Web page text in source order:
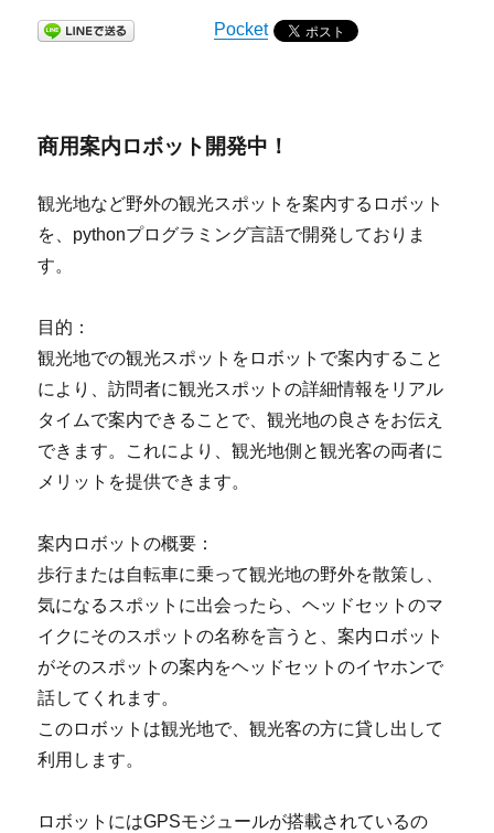
Pocket
商用案内ロボット開発中！
観光地など野外の観光スポットを案内するロボット
を、pythonプログラミング言語で開発しておりま
す。
目的：
観光地での観光スポットをロボットで案内すること
により、訪問者に観光スポットの詳細情報をリアル
タイムで案内できることで、観光地の良さをお伝え
できます。これにより、観光地側と観光客の両者に
メリットを提供できます。
案内ロボットの概要：
歩行または自転車に乗って観光地の野外を散策し、
気になるスポットに出会ったら、ヘッドセットのマ
イクにそのスポットの名称を言うと、案内ロボット
がそのスポットの案内をヘッドセットのイヤホンで
話してくれます。
このロボットは観光地で、観光客の方に貸し出して
利用します。
ロボットにはGPSモジュールが搭載されているの